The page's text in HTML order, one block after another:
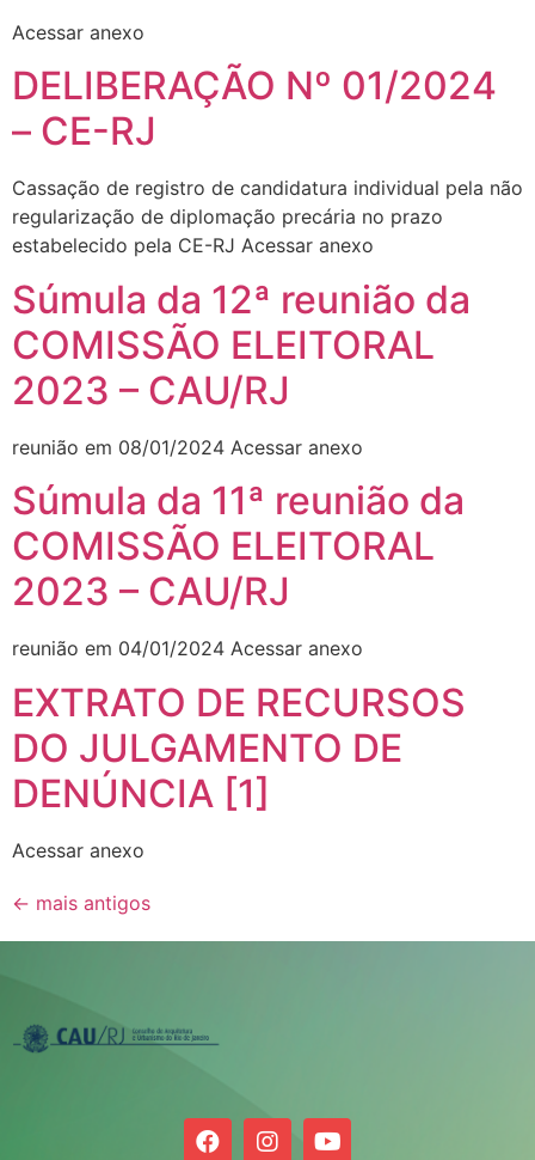
Acessar anexo
DELIBERAÇÃO Nº 01/2024
– CE-RJ
Cassação de registro de candidatura individual pela não
regularização de diplomação precária no prazo
estabelecido pela CE-RJ Acessar anexo
‎Súmula da 12ª reunião da
COMISSÃO ELEITORAL
2023 – CAU/RJ
reunião em 08/01/2024 Acessar anexo
‎Súmula da 11ª reunião da
COMISSÃO ELEITORAL
2023 – CAU/RJ
reunião em 04/01/2024 Acessar anexo
EXTRATO DE RECURSOS
DO JULGAMENTO DE
DENÚNCIA [1]
Acessar anexo
← mais antigos